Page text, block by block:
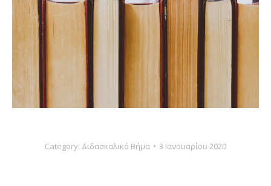
Category: Διδασκαλικό Βήμα 3 Ιανουαρίου 2020